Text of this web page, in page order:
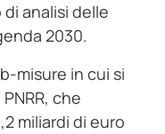
analisi delle
2030.
misure in cui si
che
miliardi di euro